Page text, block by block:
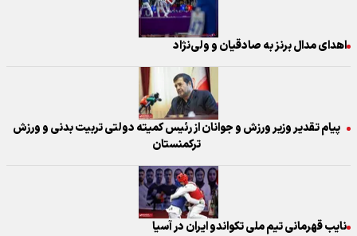
اهدای مدال برنز به صادقیان و ولی‌نژاد
پیام تقدیر وزیر ورزش و جوانان از رئیس کمیته دولتی تربیت بدنی و ورزش
ترکمنستان
نایب قهرمانی تیم ملی تکواندو ایران در آسیا